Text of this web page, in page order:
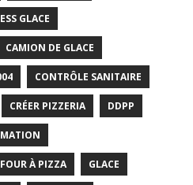
GLACE
CAMION DE GLACE
CONTRÔLE SANITAIRE
CRÉER PIZZERIA DDPP
FOUR À PIZZA GLACE